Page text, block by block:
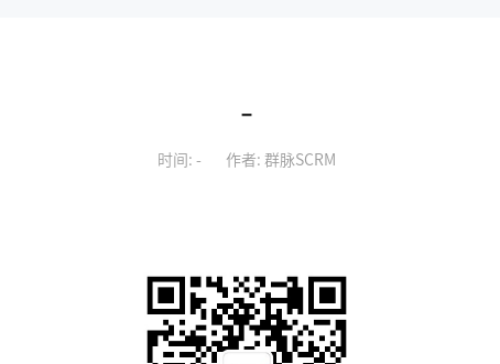
-
时间: - 作者: 群脉SCRM